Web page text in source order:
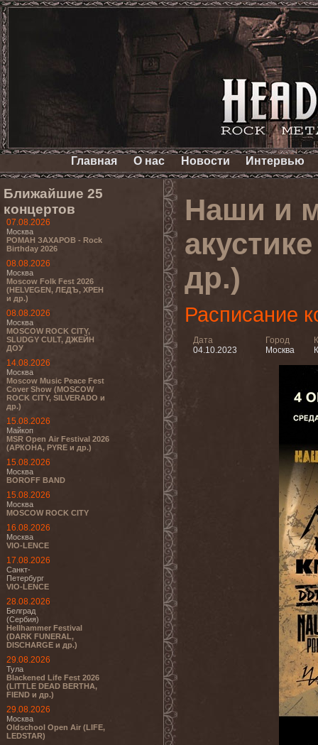
Главная О нас Новости Интервью
Ближайшие 25
концертов
07.08.2026
Москва
РОМАН ЗАХАРОВ - Rock
Birthday 2026
08.08.2026
Москва
Moscow Folk Fest 2026
(HELVEGEN, ЛЕДЪ, ХРЕН
и др.)
08.08.2026
Москва
MOSCOW ROCK CITY,
SLUDGY CULT, ДЖЕЙН
ДОУ
14.08.2026
Москва
Moscow Music Peace Fest
Cover Show (MOSCOW
ROCK CITY, SILVERADO и
др.)
15.08.2026
Майкоп
MSR Open Air Festival 2026
(АРКОНА, PYRE и др.)
15.08.2026
Москва
BOROFF BAND
15.08.2026
Москва
MOSCOW ROCK CITY
16.08.2026
Москва
VIO-LENCE
17.08.2026
Санкт-
Петербург
VIO-LENCE
28.08.2026
Белград
(Сербия)
Hellhammer Festival
(DARK FUNERAL,
DISCHARGE и др.)
29.08.2026
Тула
Blackened Life Fest 2026
(LITTLE DEAD BERTHA,
FIEND и др.)
29.08.2026
Москва
Oldschool Open Air (LIFE,
LEDSTAR)
Наши и
др.)
Расписание
Дата
04.10.2023
Город
Москва